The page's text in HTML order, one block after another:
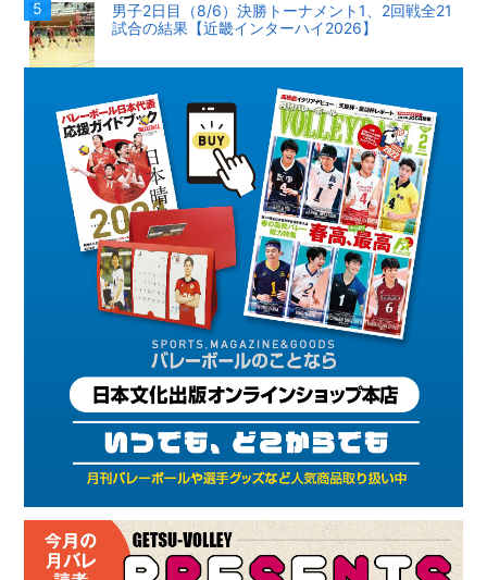
男子2日目（8/6）決勝トーナメント1、2回戦全21
試合の結果【近畿インターハイ2026】